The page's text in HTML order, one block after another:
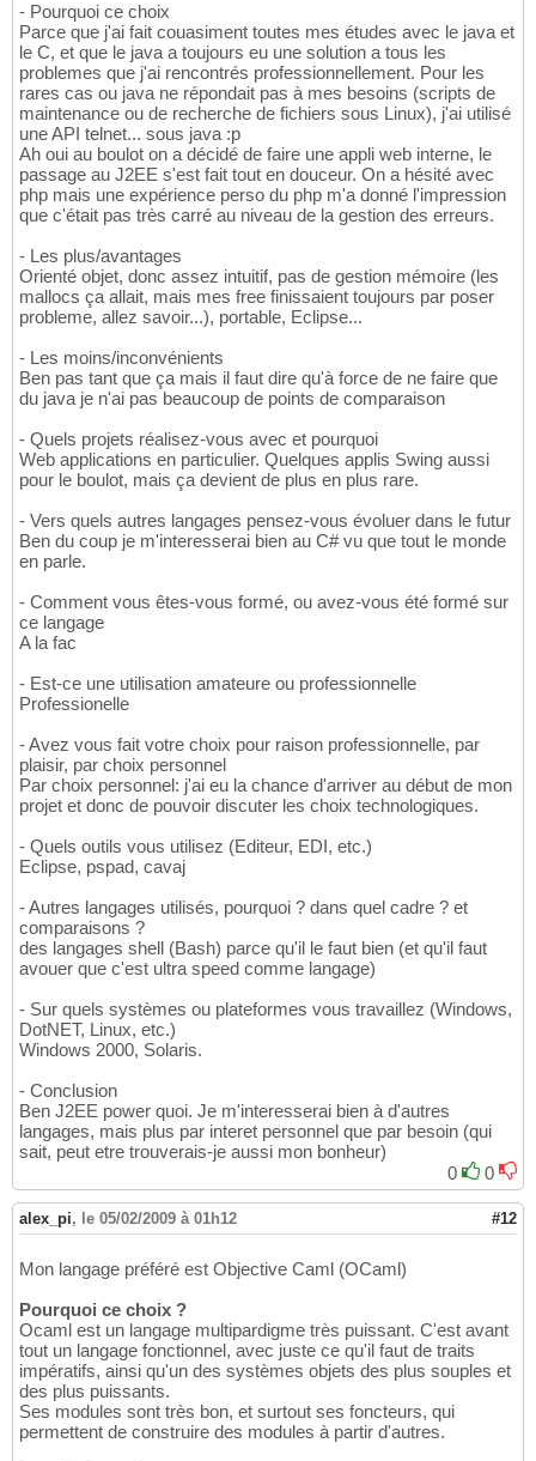
- Pourquoi ce choix
Parce que j'ai fait couasiment toutes mes études avec le java et
le C, et que le java a toujours eu une solution a tous les
problemes que j'ai rencontrés professionnellement. Pour les
rares cas ou java ne répondait pas à mes besoins (scripts de
maintenance ou de recherche de fichiers sous Linux), j'ai utilisé
une API telnet... sous java :p
Ah oui au boulot on a décidé de faire une appli web interne, le
passage au J2EE s'est fait tout en douceur. On a hésité avec
php mais une expérience perso du php m'a donné l'impression
que c'était pas très carré au niveau de la gestion des erreurs.
- Les plus/avantages
Orienté objet, donc assez intuitif, pas de gestion mémoire (les
mallocs ça allait, mais mes free finissaient toujours par poser
probleme, allez savoir...), portable, Eclipse...
- Les moins/inconvénients
Ben pas tant que ça mais il faut dire qu'à force de ne faire que
du java je n'ai pas beaucoup de points de comparaison
- Quels projets réalisez-vous avec et pourquoi
Web applications en particulier. Quelques applis Swing aussi
pour le boulot, mais ça devient de plus en plus rare.
- Vers quels autres langages pensez-vous évoluer dans le futur
Ben du coup je m'interesserai bien au C# vu que tout le monde
en parle.
- Comment vous êtes-vous formé, ou avez-vous été formé sur
ce langage
A la fac
- Est-ce une utilisation amateure ou professionnelle
Professionelle
- Avez vous fait votre choix pour raison professionnelle, par
plaisir, par choix personnel
Par choix personnel: j'ai eu la chance d'arriver au début de mon
projet et donc de pouvoir discuter les choix technologiques.
- Quels outils vous utilisez (Editeur, EDI, etc.)
Eclipse, pspad, cavaj
- Autres langages utilisés, pourquoi ? dans quel cadre ? et
comparaisons ?
des langages shell (Bash) parce qu'il le faut bien (et qu'il faut
avouer que c'est ultra speed comme langage)
- Sur quels systèmes ou plateformes vous travaillez (Windows,
DotNET, Linux, etc.)
Windows 2000, Solaris.
- Conclusion
Ben J2EE power quoi. Je m'interesserai bien à d'autres
langages, mais plus par interet personnel que par besoin (qui
sait, peut etre trouverais-je aussi mon bonheur)
0
0
alex_pi, le 05/02/2009 à 01h12 #12
Mon langage préféré est Objective Caml (OCaml)
Pourquoi ce choix ?
Ocaml est un langage multipardigme très puissant. C'est avant
tout un langage fonctionnel, avec juste ce qu'il faut de traits
impératifs, ainsi qu'un des systèmes objets des plus souples et
des plus puissants.
Ses modules sont très bon, et surtout ses foncteurs, qui
permettent de construire des modules à partir d'autres.